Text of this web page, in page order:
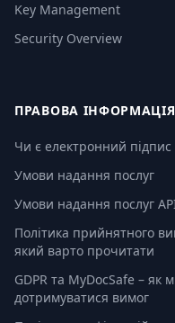
Key Management
Security Overview
ПРАВОВА ІНФОРМАЦІЯ
Чи є електронний
Умови надання послуг
Умови надання послуг
Політика прийнятного
який варто прочитати
GDPR та MyDocSafe – як
дотримуватися вимог